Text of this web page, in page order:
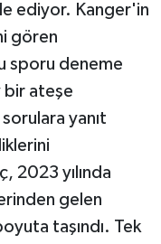
ediyor. Kanger'in
gören
sporu deneme
bir ateşe
yanıt
2023 yılında
gelen
taşındı. Tek